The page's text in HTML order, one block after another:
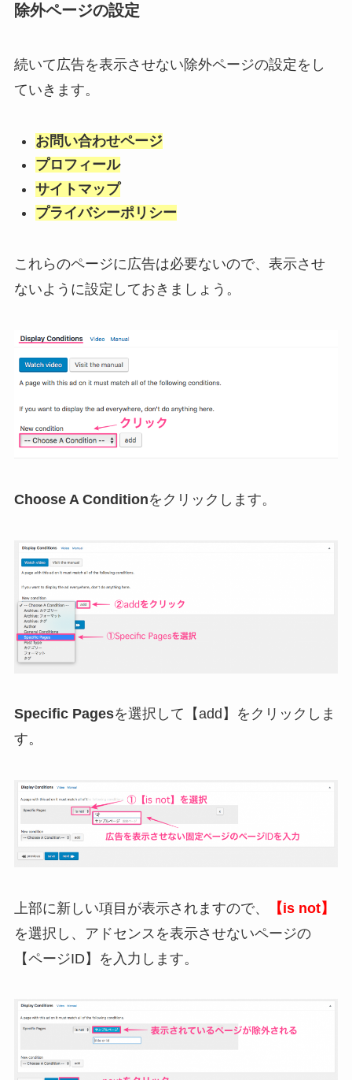
除外ページの設定
続いて広告を表示させない除外ページの設定をし
ていきます。
お問い合わせページ
プロフィール
サイトマップ
プライバシーポリシー
これらのページに広告は必要ないので、表示させ
ないように設定しておきましょう。
Choose A Conditionをクリックします。
Specific Pagesを選択して【add】をクリックしま
す。
上部に新しい項目が表示されますので、
【is not】
を選択し、アドセンスを表示させないページの
【ページID】を入力します。